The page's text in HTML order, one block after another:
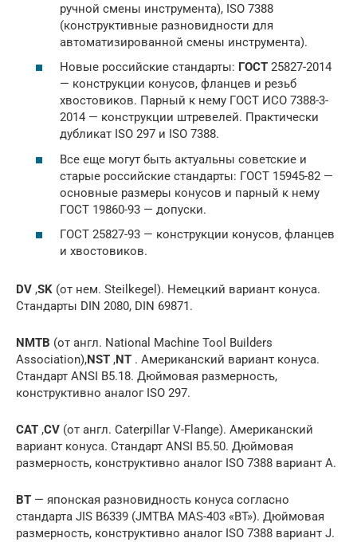
ручной смены инструмента), ISO 7388
(конструктивные разновидности для
автоматизированной смены инструмента).
Новые российские стандарты: ГОСТ 25827-2014
— конструкции конусов, фланцев и резьб
хвостовиков. Парный к нему ГОСТ ИСО 7388-3-
2014 — конструкции штревелей. Практически
дубликат ISO 297 и ISO 7388.
Все еще могут быть актуальны советские и
старые российские стандарты: ГОСТ 15945-82 —
основные размеры конусов и парный к нему
ГОСТ 19860-93 — допуски.
ГОСТ 25827-93 — конструкции конусов, фланцев
и хвостовиков.
DV ,SK (от нем. Steilkegel). Немецкий вариант конуса.
Стандарты DIN 2080, DIN 69871.
NMTB (от англ. National Machine Tool Builders
Association),NST ,NT . Американский вариант конуса.
Стандарт ANSI B5.18. Дюймовая размерность,
конструктивно аналог ISO 297.
CAT ,CV (от англ. Caterpillar V-Flange). Американский
вариант конуса. Стандарт ANSI B5.50. Дюймовая
размерность, конструктивно аналог ISO 7388 вариант A.
BT — японская разновидность конуса согласно
стандарта JIS B6339 (JMTBA MAS-403 «BT»). Дюймовая
размерность, конструктивно аналог ISO 7388 вариант J.